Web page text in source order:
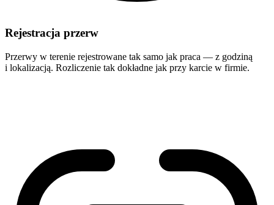
Rejestracja przerw
Przerwy w terenie rejestrowane tak samo jak praca — z godziną
i lokalizacją. Rozliczenie tak dokładne jak przy karcie w firmie.